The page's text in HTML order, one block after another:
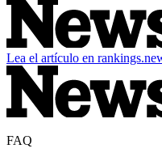
Lea el artículo en
FAQ